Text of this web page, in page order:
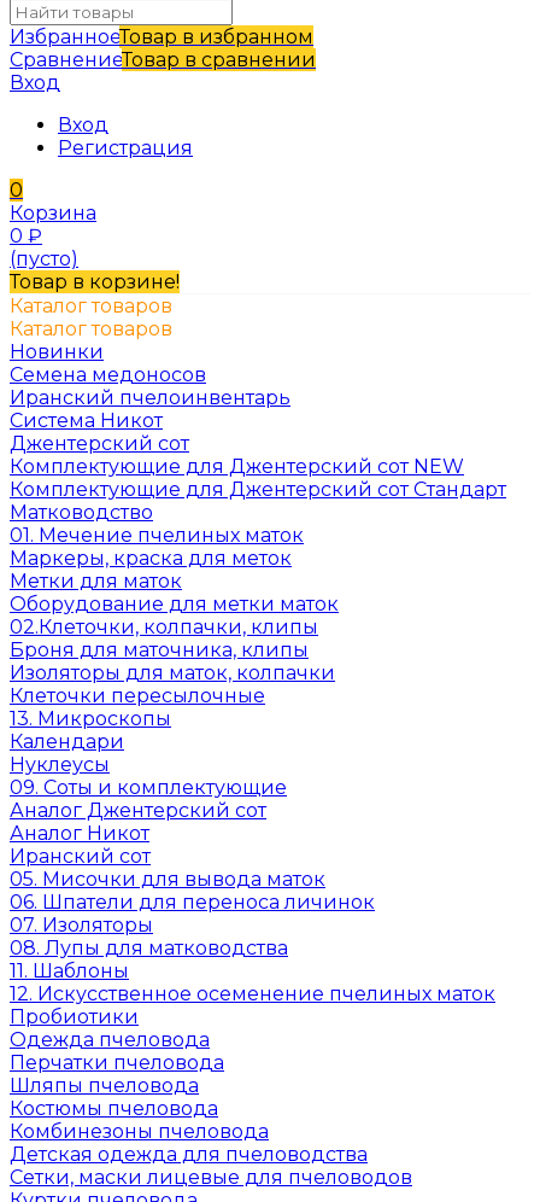
ИзбранноеТовар в избранном
СравнениеТовар в сравнении
Вход
Вход
Регистрация
0
Корзина
0 ₽
(пусто)
Товар в корзине!
Каталог товаров
Каталог товаров
Новинки
Семена медоносов
Иранский пчелоинвентарь
Система Никот
Джентерский сот
Комплектующие для Джентерский сот NEW
Комплектующие для Джентерский сот Стандарт
Матководство
01. Мечение пчелиных маток
Маркеры, краска для меток
Метки для маток
Оборудование для метки маток
02.Клеточки, колпачки, клипы
Броня для маточника, клипы
Изоляторы для маток, колпачки
Клеточки пересылочные
13. Микроскопы
Календари
Нуклеусы
09. Соты и комплектующие
Аналог Джентерский сот
Аналог Никот
Иранский сот
05. Мисочки для вывода маток
06. Шпатели для переноса личинок
07. Изоляторы
08. Лупы для матководства
11. Шаблоны
12. Искусственное осеменение пчелиных маток
Пробиотики
Одежда пчеловода
Перчатки пчеловода
Шляпы пчеловода
Костюмы пчеловода
Комбинезоны пчеловода
Детская одежда для пчеловодства
Сетки, маски лицевые для пчеловодов